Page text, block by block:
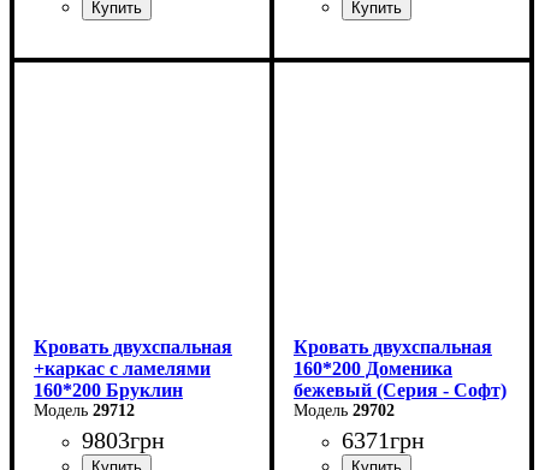
Ширина: 90 см
Ширина: 99 см
Кровать двухспальная
+каркас с ламелями
160*200 Бруклин
29712
9803грн
Кровать двухспальная
160*200 Доменика
бежевый (Серия - Софт)
29702
6371грн